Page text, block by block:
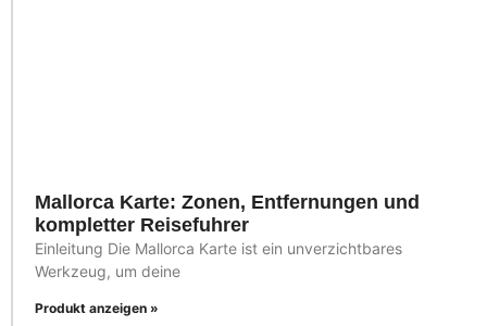
Mallorca Karte: Zonen, Entfernungen und
kompletter Reisefuhrer
Einleitung Die Mallorca Karte ist ein unverzichtbares
Werkzeug, um deine
Produkt anzeigen »